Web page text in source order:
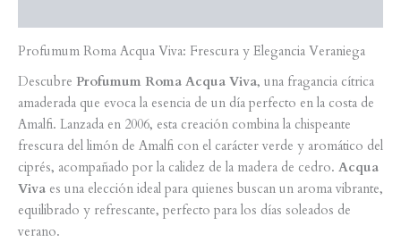
Profumum Roma Acqua Viva: Frescura y Elegancia Veraniega
Descubre Profumum Roma Acqua Viva, una fragancia cítrica
amaderada que evoca la esencia de un día perfecto en la costa de
Amalfi. Lanzada en 2006, esta creación combina la chispeante
frescura del limón de Amalfi con el carácter verde y aromático del
ciprés, acompañado por la calidez de la madera de cedro. Acqua
Viva es una elección ideal para quienes buscan un aroma vibrante,
equilibrado y refrescante, perfecto para los días soleados de
verano.